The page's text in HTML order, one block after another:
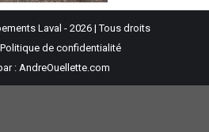
Laval - 2026 | Tous droits
Politique de confidentialité
:AndreOuellette.com